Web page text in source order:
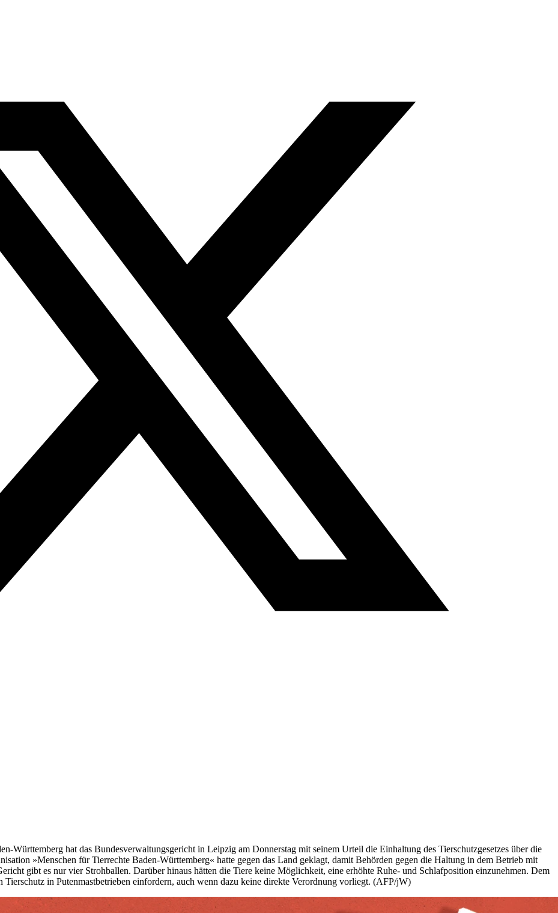
Württemberg hat das Bundesverwaltungsgericht in Leipzig am Donnerstag mit seinem Urteil die Einhaltung des Tierschutzgesetzes über die
»Menschen für Tierrechte Baden-Württemberg« hatte gegen das Land geklagt, damit Behörden gegen die Haltung in dem Betrieb mit
gibt es nur vier Strohballen. Darüber hinaus hätten die Tiere keine Möglichkeit, eine erhöhte Ruhe- und Schlafposition einzunehmen. Dem
Tierschutz in Putenmastbetrieben einfordern, auch wenn dazu keine direkte Verordnung vorliegt. (AFP/jW)